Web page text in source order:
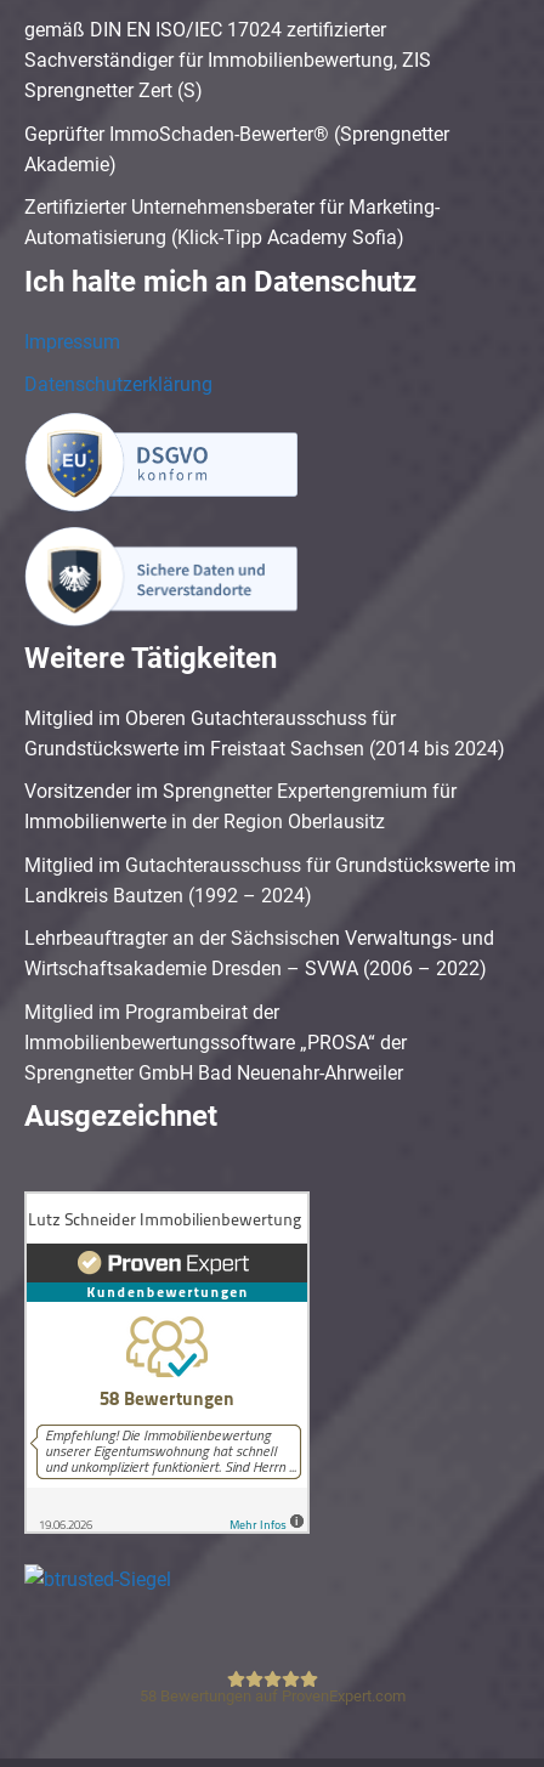
gemäß DIN EN ISO/IEC 17024 zertifizierter
Sachverständiger für Immobilienbewertung, ZIS
Sprengnetter Zert (S)
Geprüfter ImmoSchaden-Bewerter® (Sprengnetter
Akademie)
Zertifizierter Unternehmensberater für Marketing-
Automatisierung (Klick-Tipp Academy Sofia)
Ich halte mich an Datenschutz
Impressum
Datenschutzerklärung
Weitere Tätigkeiten
Mitglied im Oberen Gutachterausschuss für
Grundstückswerte im Freistaat Sachsen (2014 bis 2024)
Vorsitzender im Sprengnetter Expertengremium für
Immobilienwerte in der Region Oberlausitz
Mitglied im Gutachterausschuss für Grundstückswerte im
Landkreis Bautzen (1992 – 2024)
Lehrbeauftragter an der Sächsischen Verwaltungs- und
Wirtschaftsakademie Dresden – SVWA (2006 – 2022)
Mitglied im Programbeirat der
Immobilienbewertungssoftware „PROSA“ der
Sprengnetter GmbH Bad Neuenahr-Ahrweiler
Ausgezeichnet
Lutz Schneider Immobilienbewertung
58 Bewertungen auf ProvenExpert.com